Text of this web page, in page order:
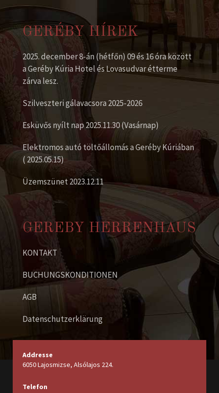
Eine Kopie dieser Mail erhalten(optional)
E-Mail senden
GERÉBY HÍREK
2025. december 8-án (hétfőn) 09 és 16 óra között
a Geréby Kúria Hotel és Lovasudvar étterme
zárva lesz.
Szilveszteri gálavacsora 2025-2026
Esküvős nyílt nap 2025.11.30 (Vasárnap)
Elektromos autó töltőállomás a Geréby Kúriában
( 2025.05.15)
Üzemszünet 2023.12.11
GEREBY HERRENHAUS
KONTAKT
BUCHUNGSKONDITIONEN
AGB
Datenschutzerklärung
Addresse
6050 Lajosmizse, Alsólajos 224.
Telefon